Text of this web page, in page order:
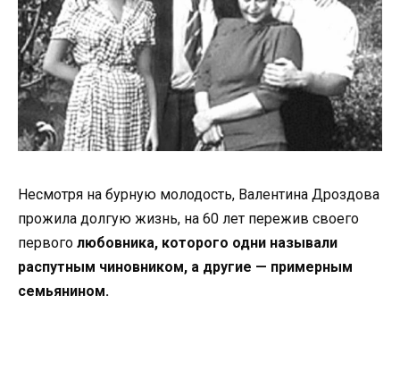
Несмотря на бурную молодость, Валентина Дроздова
прожила долгую жизнь, на 60 лет пережив своего
первого любовника, которого одни называли
распутным чиновником, а другие — примерным
семьянином.